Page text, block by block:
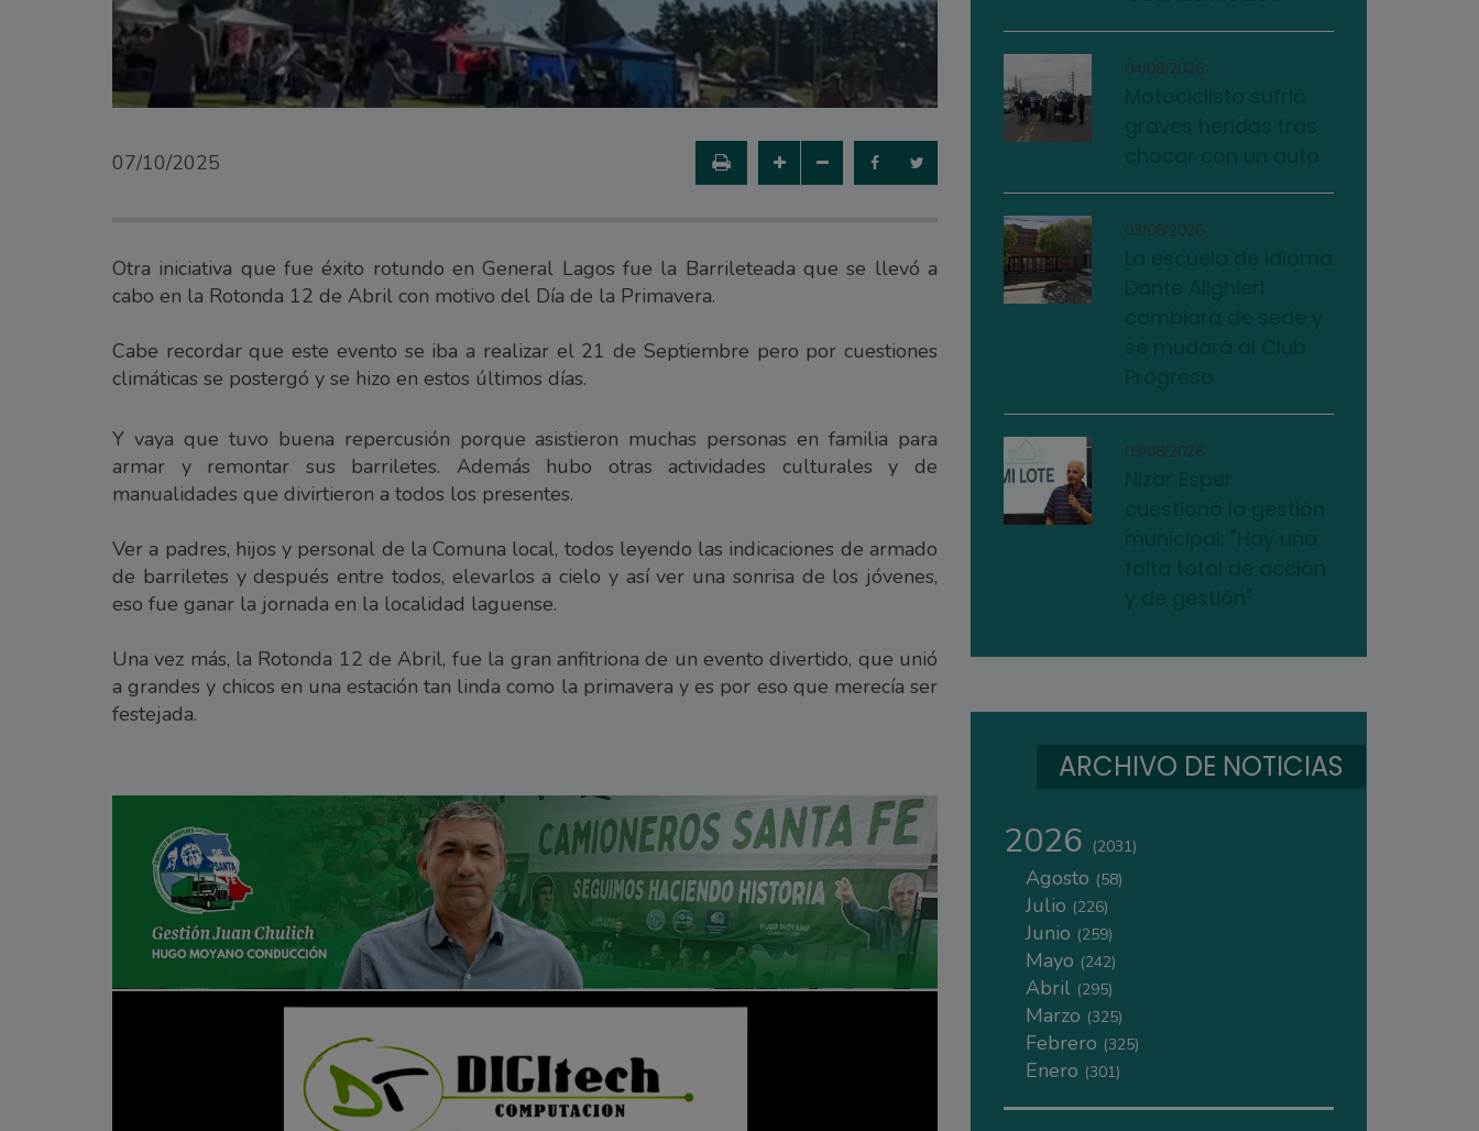
07/10/2025
Otra iniciativa que fue éxito rotundo en General Lagos fue la Barrileteada que se llevó a
cabo en la Rotonda 12 de Abril con motivo del Día de la Primavera.
Cabe recordar que este evento se iba a realizar el 21 de Septiembre pero por cuestiones
climáticas se postergó y se hizo en estos últimos días.
Y vaya que tuvo buena repercusión porque asistieron muchas personas en familia para
armar y remontar sus barriletes. Además hubo otras actividades culturales y de
manualidades que divirtieron a todos los presentes.
Ver a padres, hijos y personal de la Comuna local, todos leyendo las indicaciones de armado
de barriletes y después entre todos, elevarlos a cielo y así ver una sonrisa de los jóvenes,
eso fue ganar la jornada en la localidad laguense.
Una vez más, la Rotonda 12 de Abril, fue la gran anfitriona de un evento divertido, que unió
a grandes y chicos en una estación tan linda como la primavera y es por eso que merecía ser
festejada.
04/08/2026
03/08/2026
03/08/2026
ARCHIVO DE NOTICIAS
2026 (2031)
Agosto (58)
Julio (226)
Junio (259)
Mayo (242)
Abril (295)
Marzo (325)
Febrero (325)
Enero (301)